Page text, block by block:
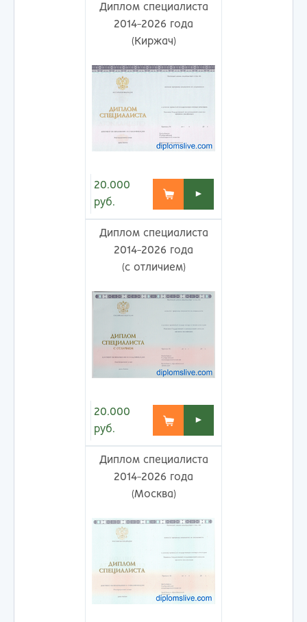
Диплом специалиста
2014-2026 года
(Киржач)
20.000
руб.
►
Диплом специалиста
2014-2026 года
(с отличием)
20.000
руб.
►
Диплом специалиста
2014-2026 года
(Москва)